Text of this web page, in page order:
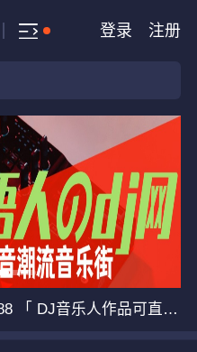
登录 注册
+官方微信号 DJWR88 「 DJ音乐人作品可直接发至邮箱：1501147123@qq.com 」我们一直秉承慢工出细活的精神，每首舞曲在收录发布之前都经过多次试听筛选，DJ精选高品质音源值得我们珍藏！